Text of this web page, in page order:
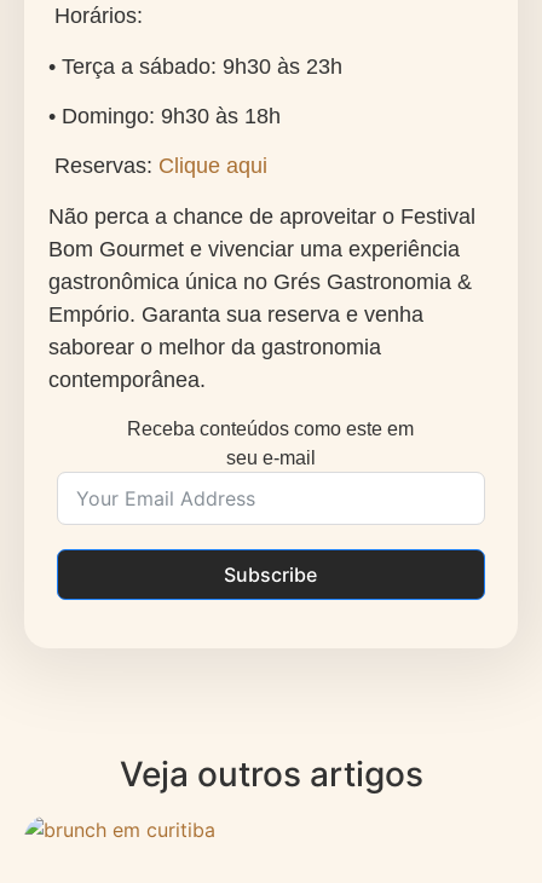
Horários:
• Terça a sábado: 9h30 às 23h
• Domingo: 9h30 às 18h
Reservas: Clique aqui
Não perca a chance de aproveitar o Festival
Bom Gourmet e vivenciar uma experiência
gastronômica única no Grés Gastronomia &
Empório. Garanta sua reserva e venha
saborear o melhor da gastronomia
contemporânea.
Receba conteúdos como este em
seu e-mail
Subscribe
Veja outros artigos